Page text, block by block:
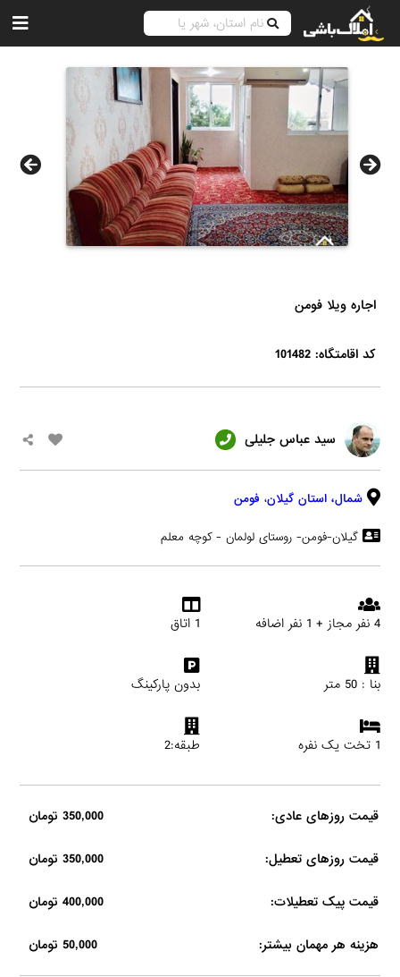
اجاره ویلا فومن
کد اقامتگاه: 101482
سید عباس جلیلی
شمال، استان گیلان، فومن
گیلان-فومن- روستای لولمان - کوچه معلم
4 نفر مجاز + 1 نفر اضافه 1 اتاق
بنا : 50 متر بدون پارکینگ
1 تخت یک نفره طبقه:2
قیمت روزهای عادی: 350,000 تومان
قیمت روزهای تعطیل: 350,000 تومان
قیمت پیک تعطیلات: 400,000 تومان
هزینه هر مهمان بیشتر: 50,000 تومان